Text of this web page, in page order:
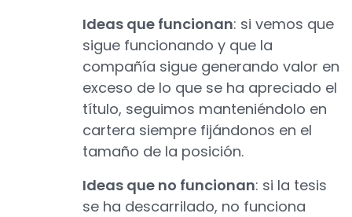
Ideas que funcionan: si vemos que
sigue funcionando y que la
compañía sigue generando valor en
exceso de lo que se ha apreciado el
título, seguimos manteniéndolo en
cartera siempre fijándonos en el
tamaño de la posición.
Ideas que no funcionan: si la tesis
se ha descarrilado, no funciona